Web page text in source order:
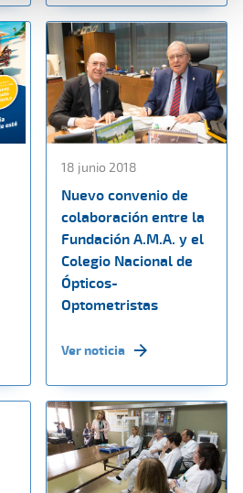
18 junio 2018
Nuevo convenio de
colaboración entre la
Fundación A.M.A. y el
Colegio Nacional de
Ópticos-
Optometristas
Ver noticia